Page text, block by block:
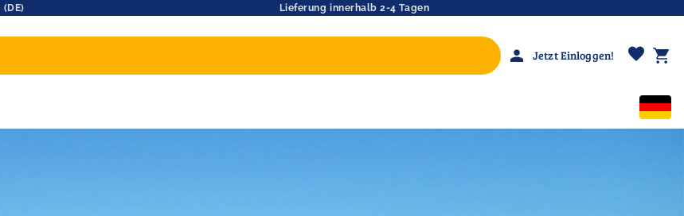
Lieferung innerhalb 2-4 Tagen
person Jetzt Einloggen! favorite shopping_cart